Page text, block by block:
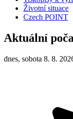
Životní situace
Czech POINT
Aktuální
dnes, sobota 8. 8.